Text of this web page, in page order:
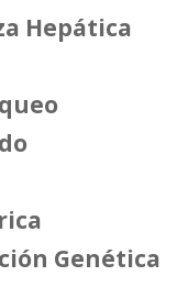
Hepática
Genética